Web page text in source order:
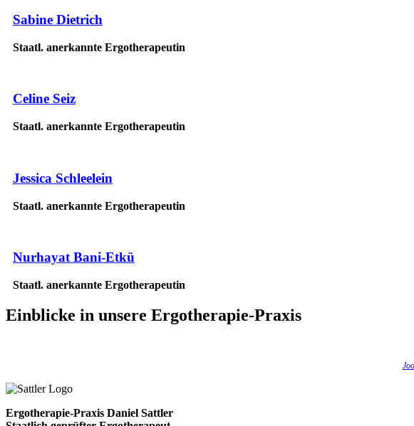
Sabine Dietrich
Staatl. anerkannte Ergotherapeutin
Celine Seiz
Staatl. anerkannte Ergotherapeutin
Jessica Schleelein
Staatl. anerkannte Ergotherapeutin
Nurhayat Bani-Etkü
Staatl. anerkannte Ergotherapeutin
Einblicke in unsere Ergotherapie-Praxis
Ergotherapie-Praxis Daniel Sattler